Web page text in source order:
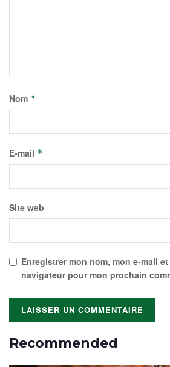
Nom *
E-mail *
Site web
Enregistrer mon nom, mon e-mail
navigateur pour mon prochain
Recommended